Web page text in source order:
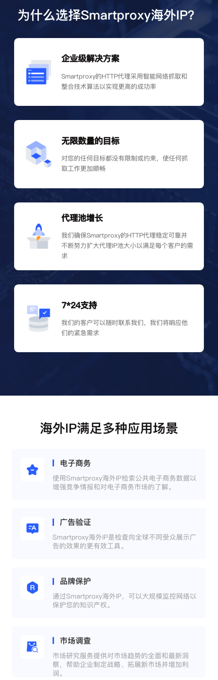
为什么选择Smartproxy海外IP？
企业级解决方案
Smartproxy的HTTP代理采用智能网络抓取和
整合技术算法以实现更高的成功率
无限数量的目标
对您的任何目标都没有限制或约束，使任何抓
取工作更加顺畅
代理池增长
我们确保Smartproxy的HTTP代理稳定可靠并
不断努力扩大代理IP池大小以满足每个客户的需
求
7*24支持
我们的客户可以随时联系我们，我们将响应他
们的紧急需求
海外IP满足多种应用场景
电子商务
使用Smartproxy海外IP检索公共电子商务数据以
增强竞争情报和对电子商务市场的了解。
广告验证
Smartproxy海外IP是检查向全球不同受众展示广
告的效果的更有效工具。
品牌保护
通过Smartproxy海外IP，可以大规模监控网络以
保护您的知识产权。
市场调查
市场研究服务提供对市场趋势的全面和最新洞
察，帮助企业制定战略、拓展新市场并增加利
润。